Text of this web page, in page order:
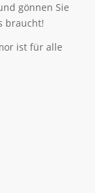
gönnen Sie
braucht!
ist für alle